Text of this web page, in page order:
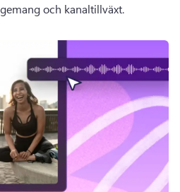
och kanaltillväxt.